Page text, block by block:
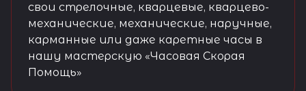
свои стрелочные, кварцевые, кварцево-
механические, механические, наручные,
карманные или даже каретные часы в
нашу мастерскую «Часовая Скорая
Помощь»